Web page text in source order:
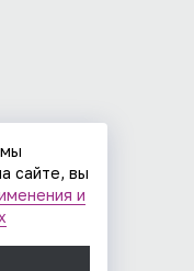
сайте, вы
и